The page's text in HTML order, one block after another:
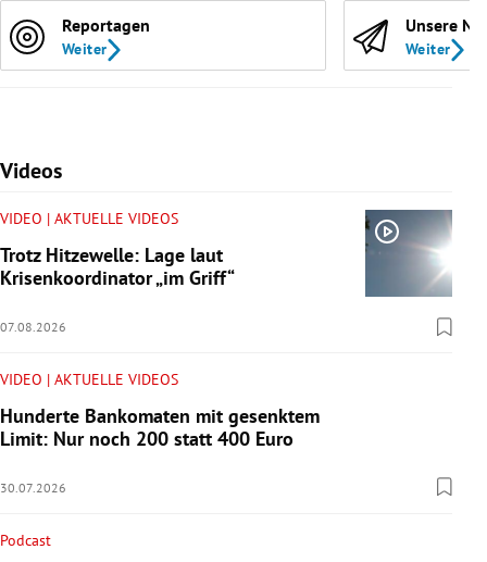
Reportagen
Weiter
Unsere
Weiter
Videos
VIDEO | AKTUELLE VIDEOS
Trotz Hitzewelle: Lage laut
Krisenkoordinator „im Griff“
07.08.2026
VIDEO | AKTUELLE VIDEOS
Hunderte Bankomaten mit gesenktem
Limit: Nur noch 200 statt 400 Euro
30.07.2026
Podcast